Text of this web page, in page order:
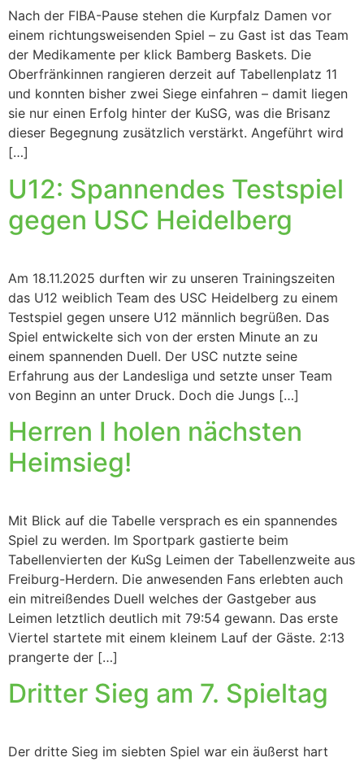
Nach der FIBA-Pause stehen die Kurpfalz Damen vor
einem richtungsweisenden Spiel – zu Gast ist das Team
der Medikamente per klick Bamberg Baskets. Die
Oberfränkinnen rangieren derzeit auf Tabellenplatz 11
und konnten bisher zwei Siege einfahren – damit liegen
sie nur einen Erfolg hinter der KuSG, was die Brisanz
dieser Begegnung zusätzlich verstärkt. Angeführt wird
[…]
U12: Spannendes Testspiel
gegen USC Heidelberg
Am 18.11.2025 durften wir zu unseren Trainingszeiten
das U12 weiblich Team des USC Heidelberg zu einem
Testspiel gegen unsere U12 männlich begrüßen. Das
Spiel entwickelte sich von der ersten Minute an zu
einem spannenden Duell. Der USC nutzte seine
Erfahrung aus der Landesliga und setzte unser Team
von Beginn an unter Druck. Doch die Jungs […]
Herren I holen nächsten
Heimsieg!
Mit Blick auf die Tabelle versprach es ein spannendes
Spiel zu werden. Im Sportpark gastierte beim
Tabellenvierten der KuSg Leimen der Tabellenzweite aus
Freiburg-Herdern. Die anwesenden Fans erlebten auch
ein mitreißendes Duell welches der Gastgeber aus
Leimen letztlich deutlich mit 79:54 gewann. Das erste
Viertel startete mit einem kleinem Lauf der Gäste. 2:13
prangerte der […]
Dritter Sieg am 7. Spieltag
Der dritte Sieg im siebten Spiel war ein äußerst hart